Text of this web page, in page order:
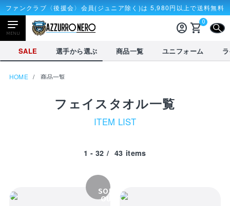
ファンクラブ〈後援会〉会員(ジュニア除く)は 5,980円以上で送料無料
MENU account_circle shopping_cart0
SALE 選手から選ぶ 商品一覧 ユニフォーム
CLOSE
Tシャツ
account_circle ログイン
CLOSE
HOME 商品一覧
フェイスタオル一覧
ITEM LIST
1 - 32 / 43 items
SOLD
OUT